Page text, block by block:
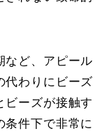
など、アピール
代わりにビーズ
ビーズが接触す
条件下で非常に